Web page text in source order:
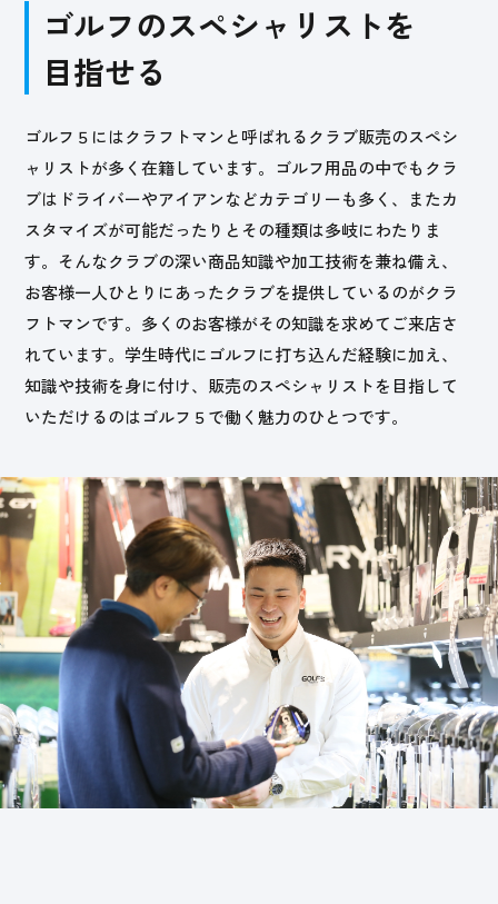
ゴルフのスペシャリストを
目指せる
ゴルフ５にはクラフトマンと呼ばれるクラブ販売のスペシ
ャリストが多く在籍しています。ゴルフ用品の中でもクラ
ブはドライバーやアイアンなどカテゴリーも多く、またカ
スタマイズが可能だったりとその種類は多岐にわたりま
す。そんなクラブの深い商品知識や加工技術を兼ね備え、
お客様一人ひとりにあったクラブを提供しているのがクラ
フトマンです。多くのお客様がその知識を求めてご来店さ
れています。学生時代にゴルフに打ち込んだ経験に加え、
知識や技術を身に付け、販売のスペシャリストを目指して
いただけるのはゴルフ５で働く魅力のひとつです。